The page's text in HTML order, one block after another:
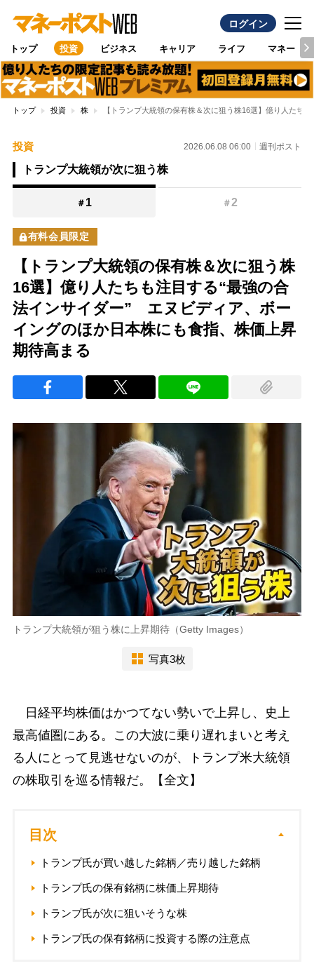
ログイン
トップ 投資 ビジネス キャリア ライフ マネー
トップ 投資 株 【トランプ大統領の保有株＆次に狙う株16選】億り人たち
投資 2026.06.08 06:00 週刊ポスト
トランプ大統領が次に狙う株
＃ 1 ＃2
有料会員限定
【トランプ大統領の保有株＆次に狙う株
16選】億り人たちも注目する“最強の合
法インサイダー” エヌビディア、ボー
イングのほか日本株にも食指、株価上昇
期待高まる
トランプ大統領が狙う株に上昇期待（Getty Images）
写真3枚
日経平均株価はかつてない勢いで上昇し、史上
最高値圏にある。この大波に乗り遅れまいと考え
る人にとって見逃せないのが、トランプ米大統領
の株取引を巡る情報だ。【全文】
目次
トランプ氏が買い越した銘柄／売り越した銘柄
トランプ氏の保有銘柄に株価上昇期待
トランプ氏が次に狙いそうな株
トランプ氏の保有銘柄に投資する際の注意点